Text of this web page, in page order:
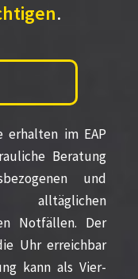
.
erhalten im EAP
Beratung
und
alltäglichen
Notfällen. Der
Uhr erreichbar
kann als Vier-